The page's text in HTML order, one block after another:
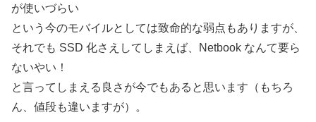
が使いづらい
という今のモバイルとしては致命的な弱点もありますが、
それでも SSD 化さえしてしまえば、Netbook なんて要ら
ないやい！
と言ってしまえる良さが今でもあると思います（もちろ
ん、値段も違いますが）。